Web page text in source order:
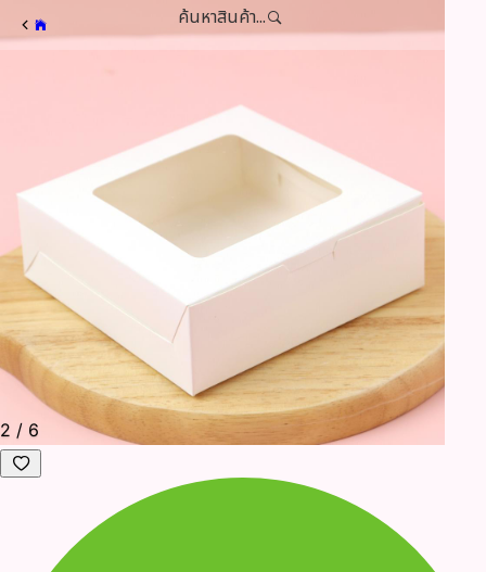
ค้นหาสินค้า...
3 / 6